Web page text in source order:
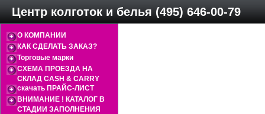
Центр колготок и белья (495) 646-00-79
О КОМПАНИИ
КАК СДЕЛАТЬ ЗАКАЗ?
Торговые марки
СХЕМА ПРОЕЗДА НА
СКЛАД CASH & CARRY
скачать ПРАЙС-ЛИСТ
ВНИМАНИЕ ! КАТАЛОГ В
СТАДИИ ЗАПОЛНЕНИЯ